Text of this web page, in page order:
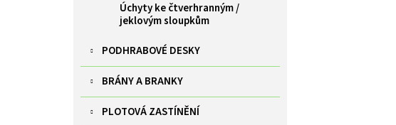
Úchyty ke čtverhranným /
jeklovým sloupkům
PODHRABOVÉ DESKY
BRÁNY A BRANKY
PLOTOVÁ ZASTÍNĚNÍ